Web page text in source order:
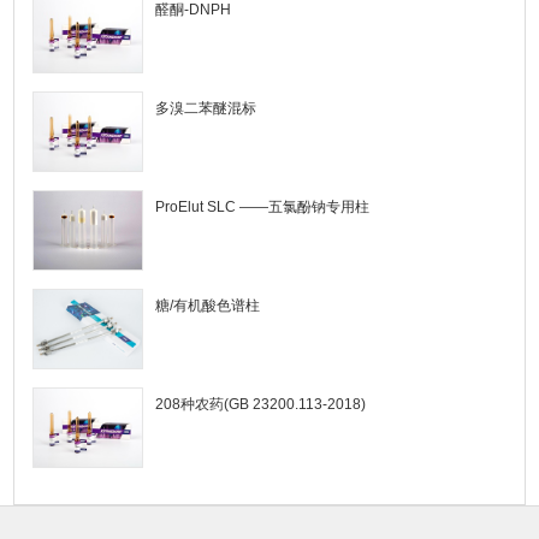
醛酮-DNPH
多溴二苯醚混标
ProElut SLC ——五氯酚钠专用柱
糖/有机酸色谱柱
208种农药(GB 23200.113-2018)